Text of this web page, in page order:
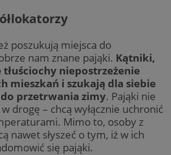
poszukują miejsca do
nam znane pająki. Kątniki,
tłuściochy niepostrzeżenie
mieszkań i szukają dla siebie
przetrwania zimy. Pająki nie
drogę – chcą wyłącznie uchronić
Mimo to, osoby z
nawet słyszeć o tym, iż w ich
się pająki.